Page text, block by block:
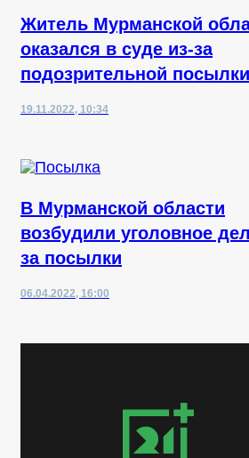
Житель Мурманской
оказался в суде из-за
подозрительной посылки
19.11.2022, 10:34
В Мурманской области
возбудили уголовное
за посылки
06.04.2022, 16:00